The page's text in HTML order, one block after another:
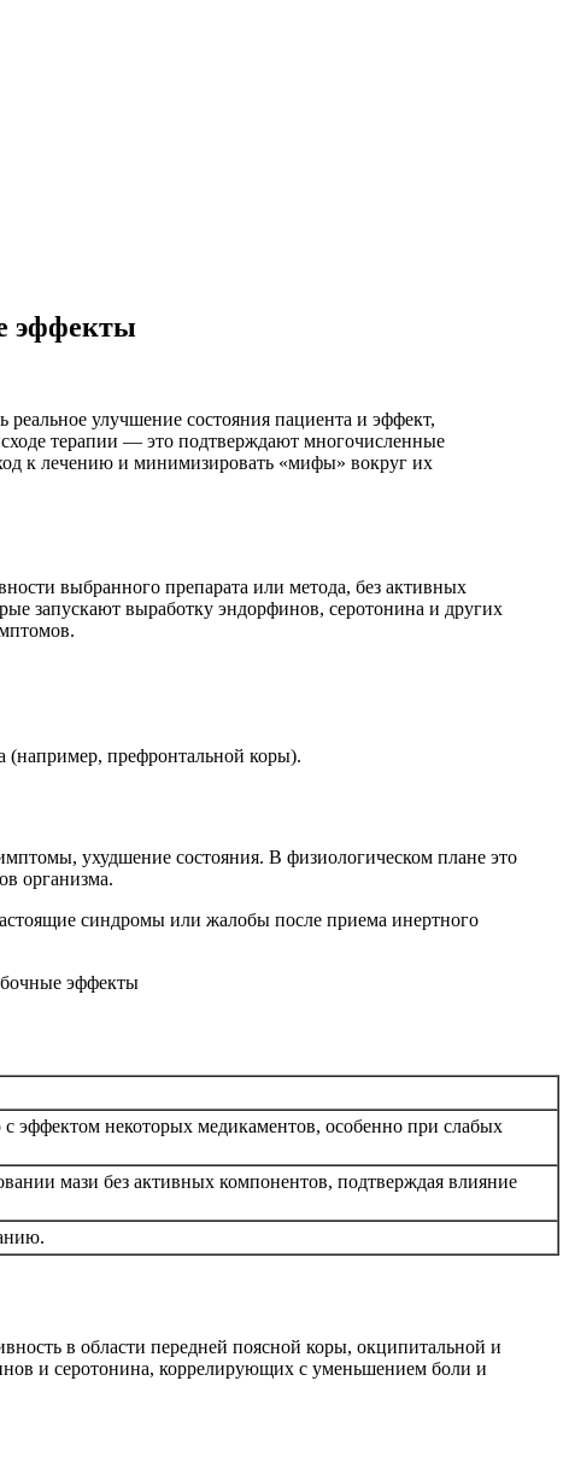
эффекты
улучшение состояния пациента и эффект,
терапии — это подтверждают многочисленные
к лечению и минимизировать «мифы» вокруг их
выбранного препарата или метода, без активных
запускают выработку эндорфинов, серотонина и других
(например, префронтальной коры).
ухудшение состояния. В физиологическом плане это
организма.
синдромы или жалобы после приема инертного
эффектом некоторых медикаментов, особенно при слабых
мази без активных компонентов, подтверждая влияние
в области передней поясной коры, окципитальной и
и серотонина, коррелирующих с уменьшением боли и